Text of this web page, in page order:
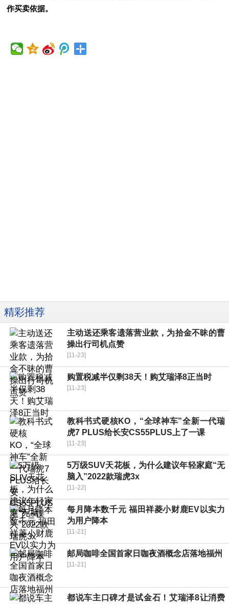
作买卖依据。
精彩推荐
主动送还乘客遗落营业款，为拾金不昧的曹
操出行司机点赞
[11-23]
购置税减半仅剩38天！购艾瑞泽8正当时
[11-23]
教科书式硬核KO，“全球神车”全新一代瑞
虎7 PLUS给长安CS55PLUS上了一课
[11-23]
5万级SUV天花板，为什么建议年轻家庭“无
脑入”2022款瑞虎3x
[11-22]
每月降本数千元 福田祥菱小财鹿EV以实力
为用户降本
[11-21]
邮局咖啡全国首家日咖夜酒概念店落地福州
[11-21]
都说车主口碑才是试金石！艾瑞泽8让消费